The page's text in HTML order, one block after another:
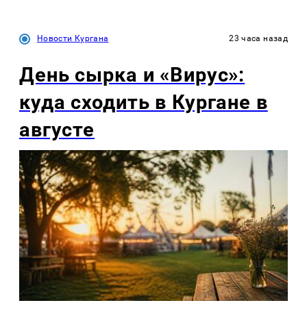
Новости Кургана 23 часа назад
День сырка и «Вирус»:
куда сходить в Кургане в
августе